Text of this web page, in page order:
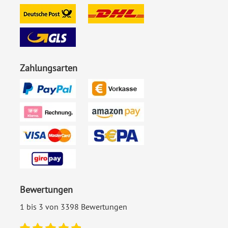
Ecken: Spitze Ecken
Material:
EAN:
Zahlungsarten
Bewertungen
1 bis 3 von 3398 Bewertungen